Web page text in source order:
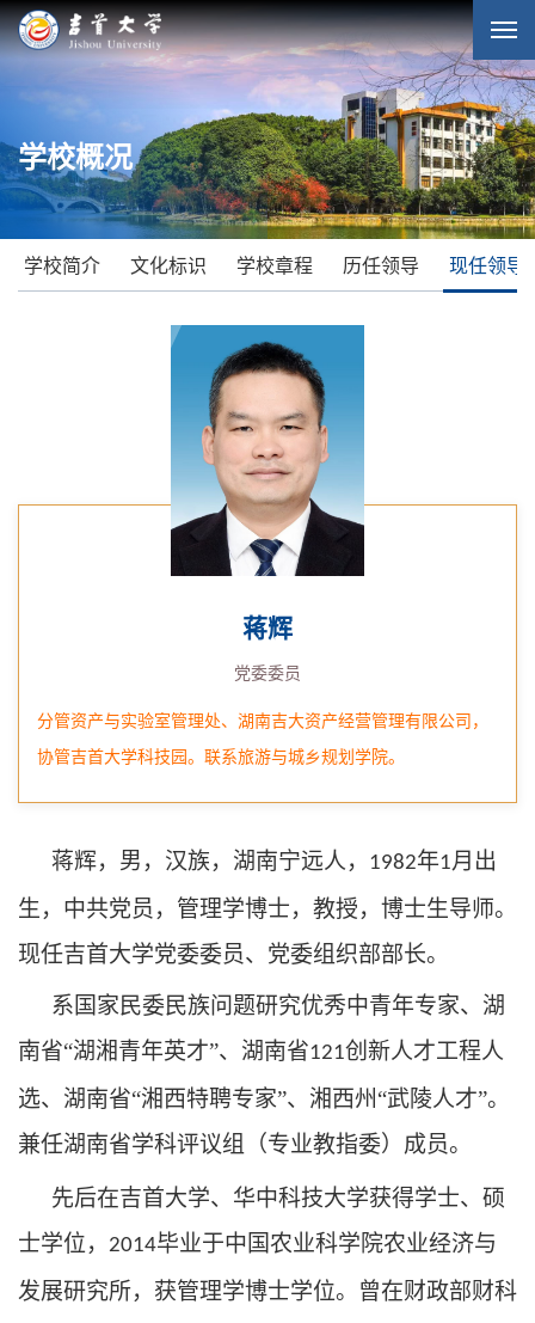
学校概况
学校简介 文化标识 学校章程 历任领导 现任领导
蒋辉
党委委员
分管资产与实验室管理处、湖南吉大资产经营管理有限公司，
协管吉首大学科技园。联系旅游与城乡规划学院。
蒋辉，男，汉族，湖南宁远人， 1982年1月出
生，中共党员，管理学博士，教授，博士生导师。
现任吉首大学党委委员、党委组织部部长。
系国家民委民族问题研究优秀中青年专家、湖
南省“湖湘青年英才”、湖南省121创新人才工程人
选、湖南省“湘西特聘专家”、湘西州“武陵人才”。
兼任湖南省学科评议组（专业教指委） 成员。
先后在吉首大学、华中科技大学获得学士、硕
士学位， 2014毕业于中国农业科学院农业经济与
发展研究所，获管理学博士学位。曾在财政部财科